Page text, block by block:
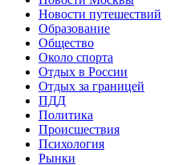
Новости путешествий
Образование
Общество
Около спорта
Отдых в России
Отдых за границей
ПДД
Политика
Происшествия
Психология
Рынки